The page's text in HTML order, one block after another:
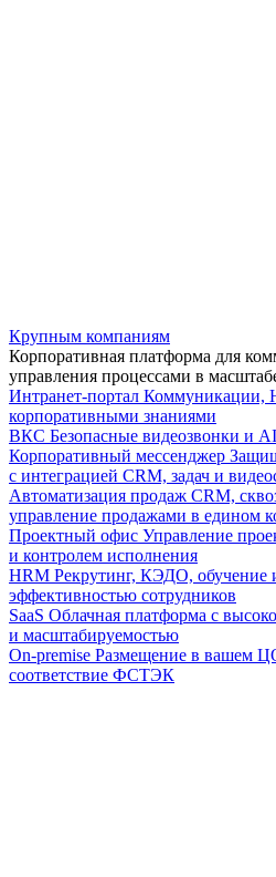
Крупным компаниям
Корпоративная платформа для
управления процессами в
Интранет-портал Коммуникации,
корпоративными знаниями
ВКС Безопасные видеозвонки и
Корпоративный мессенджер
с интеграцией CRM, задач и
Автоматизация продаж CRM,
управление продажами в едином
Проектный офис Управление
и контролем исполнения
HRM Рекрутинг, КЭДО, обучение
эффективностью сотрудников
SaaS Облачная платформа с
и масштабируемостью
On-premise Размещение в вашем
соответствие ФСТЭК